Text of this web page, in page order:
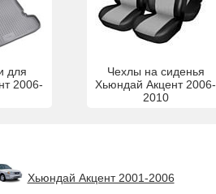
для
2006-
Чехлы на сиденья
Хьюндай Акцент 2006-
2010
Хьюндай Акцент 2001-2006